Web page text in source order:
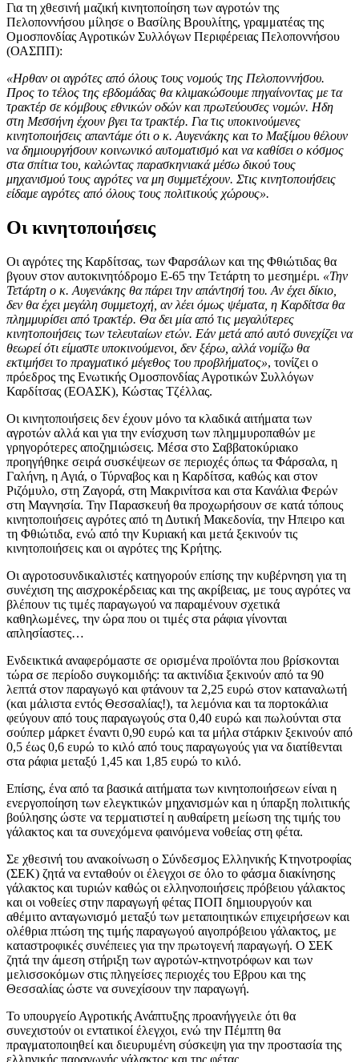
Για τη χθεσινή μαζική κινητοποίηση των αγροτών της
Πελοποννήσου μίλησε ο Βασίλης Βρουλίτης, γραμματέας της
Ομοσπονδίας Αγροτικών Συλλόγων Περιφέρειας Πελοποννήσου
(ΟΑΣΠΠ):
«Ηρθαν οι αγρότες από όλους τους νομούς της Πελοποννήσου.
Προς το τέλος της εβδομάδας θα κλιμακώσουμε πηγαίνοντας με τα
τρακτέρ σε κόμβους εθνικών οδών και πρωτεύουσες νομών. Ηδη
στη Μεσσήνη έχουν βγει τα τρακτέρ. Για τις υποκινούμενες
κινητοποιήσεις απαντάμε ότι ο κ. Αυγενάκης και το Μαξίμου θέλουν
να δημιουργήσουν κοινωνικό αυτοματισμό και να καθίσει ο κόσμος
στα σπίτια του, καλώντας παρασκηνιακά μέσω δικού τους
μηχανισμού τους αγρότες να μη συμμετέχουν. Στις κινητοποιήσεις
είδαμε αγρότες από όλους τους πολιτικούς χώρους».
Οι κινητοποιήσεις
Οι αγρότες της Καρδίτσας, των Φαρσάλων και της Φθιώτιδας θα
βγουν στον αυτοκινητόδρομο Ε-65 την Τετάρτη το μεσημέρι. «Την
Τετάρτη ο κ. Αυγενάκης θα πάρει την απάντησή του. Αν έχει δίκιο,
δεν θα έχει μεγάλη συμμετοχή, αν λέει όμως ψέματα, η Καρδίτσα θα
πλημμυρίσει από τρακτέρ. Θα δει μία από τις μεγαλύτερες
κινητοποιήσεις των τελευταίων ετών. Εάν μετά από αυτό συνεχίζει να
θεωρεί ότι είμαστε υποκινούμενοι, δεν ξέρω, αλλά νομίζω θα
εκτιμήσει το πραγματικό μέγεθος του προβλήματος», τονίζει ο
πρόεδρος της Ενωτικής Ομοσπονδίας Αγροτικών Συλλόγων
Καρδίτσας (ΕΟΑΣΚ), Κώστας Τζέλλας.
Οι κινητοποιήσεις δεν έχουν μόνο τα κλαδικά αιτήματα των
αγροτών αλλά και για την ενίσχυση των πλημμυροπαθών με
γρηγορότερες αποζημιώσεις. Μέσα στο Σαββατοκύριακο
προηγήθηκε σειρά συσκέψεων σε περιοχές όπως τα Φάρσαλα, η
Γαλήνη, η Αγιά, ο Τύρναβος και η Καρδίτσα, καθώς και στον
Ριζόμυλο, στη Ζαγορά, στη Μακρινίτσα και στα Κανάλια Φερών
στη Μαγνησία. Την Παρασκευή θα προχωρήσουν σε κατά τόπους
κινητοποιήσεις αγρότες από τη Δυτική Μακεδονία, την Ηπειρο και
τη Φθιώτιδα, ενώ από την Κυριακή και μετά ξεκινούν τις
κινητοποιήσεις και οι αγρότες της Κρήτης.
Οι αγροτοσυνδικαλιστές κατηγορούν επίσης την κυβέρνηση για τη
συνέχιση της αισχροκέρδειας και της ακρίβειας, με τους αγρότες να
βλέπουν τις τιμές παραγωγού να παραμένουν σχετικά
καθηλωμένες, την ώρα που οι τιμές στα ράφια γίνονται
απλησίαστες…
Ενδεικτικά αναφερόμαστε σε ορισμένα προϊόντα που βρίσκονται
τώρα σε περίοδο συγκομιδής: τα ακτινίδια ξεκινούν από τα 90
λεπτά στον παραγωγό και φτάνουν τα 2,25 ευρώ στον καταναλωτή
(και μάλιστα εντός Θεσσαλίας!), τα λεμόνια και τα πορτοκάλια
φεύγουν από τους παραγωγούς στα 0,40 ευρώ και πωλούνται στα
σούπερ μάρκετ έναντι 0,90 ευρώ και τα μήλα στάρκιν ξεκινούν από
0,5 έως 0,6 ευρώ το κιλό από τους παραγωγούς για να διατίθενται
στα ράφια μεταξύ 1,45 και 1,85 ευρώ το κιλό.
Επίσης, ένα από τα βασικά αιτήματα των κινητοποιήσεων είναι η
ενεργοποίηση των ελεγκτικών μηχανισμών και η ύπαρξη πολιτικής
βούλησης ώστε να τερματιστεί η αυθαίρετη μείωση της τιμής του
γάλακτος και τα συνεχόμενα φαινόμενα νοθείας στη φέτα.
Σε χθεσινή του ανακοίνωση ο Σύνδεσμος Ελληνικής Κτηνοτροφίας
(ΣΕΚ) ζητά να ενταθούν οι έλεγχοι σε όλο το φάσμα διακίνησης
γάλακτος και τυριών καθώς οι ελληνοποιήσεις πρόβειου γάλακτος
και οι νοθείες στην παραγωγή φέτας ΠΟΠ δημιουργούν και
αθέμιτο ανταγωνισμό μεταξύ των μεταποιητικών επιχειρήσεων και
ολέθρια πτώση της τιμής παραγωγού αιγοπρόβειου γάλακτος, με
καταστροφικές συνέπειες για την πρωτογενή παραγωγή. Ο ΣΕΚ
ζητά την άμεση στήριξη των αγροτών-κτηνοτρόφων και των
μελισσοκόμων στις πληγείσες περιοχές του Εβρου και της
Θεσσαλίας ώστε να συνεχίσουν την παραγωγή.
Το υπουργείο Αγροτικής Ανάπτυξης προανήγγειλε ότι θα
συνεχιστούν οι εντατικοί έλεγχοι, ενώ την Πέμπτη θα
πραγματοποιηθεί και διευρυμένη σύσκεψη για την προστασία της